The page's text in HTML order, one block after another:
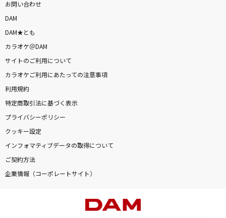
お問い合わせ
DAM
DAM★とも
カラオケ＠DAM
サイトのご利用について
カラオケご利用にあたっての注意事項
利用規約
特定商取引法に基づく表示
プライバシーポリシー
クッキー設定
インフォマティブデータの取得について
ご契約方法
企業情報（コーポレートサイト）